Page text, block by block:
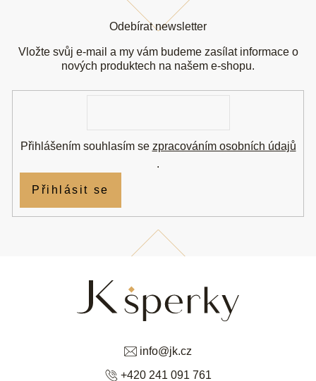
info@jk.cz
+420 241 091 761
Odebírat newsletter
Vložte svůj e-mail a my vám budeme zasílat informace o
nových produktech na našem e-shopu.
Přihlášením souhlasím se zpracováním osobních údajů
.
Přihlásit se